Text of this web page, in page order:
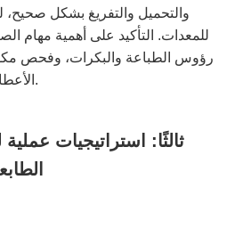
والتحميل والتفريغ بشكل صحيح،
للمعدات. التأكيد على أهمية مهام
رؤوس الطباعة والبكرات، وفحص
الأعطال والحفاظ على الكفاءة.
ثالثًا: استراتيجيات